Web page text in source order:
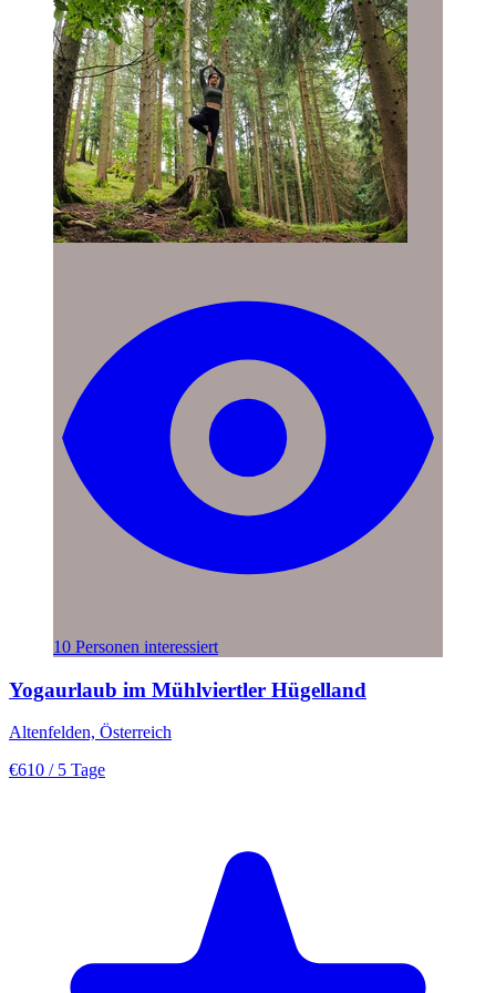
10 Personen interessiert
Yogaurlaub im Mühlviertler Hügelland
Altenfelden, Österreich
€610 / 5 Tage